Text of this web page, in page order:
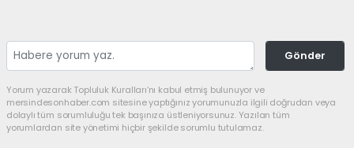
Gönder
Yorum yazarak Topluluk Kuralları’nı kabul etmiş bulunuyor ve
mersindesonhaber.com sitesine yaptığınız yorumunuzla ilgili doğrudan veya
dolaylı tüm sorumluluğu tek başınıza üstleniyorsunuz. Yazılan tüm
yorumlardan site yönetimi hiçbir şekilde sorumlu tutulamaz.